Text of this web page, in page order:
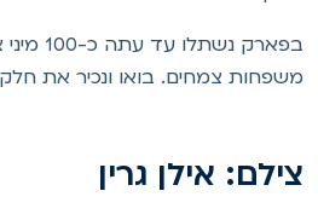
צמחים. בואו ונכיר את חלקם:
אילן גרין